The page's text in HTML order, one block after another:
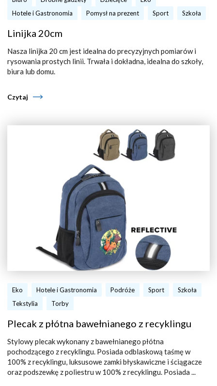
Hotele i Gastronomia
Pomysł na prezent Sport Szkoła
Linijka 20cm
Nasza linijka 20 cm jest idealna do precyzyjnych pomiarów i
rysowania prostych linii. Trwała i dokładna, idealna do szkoły,
biura lub domu.
Czytaj
Eko Hotele i Gastronomia Podróże Sport
Szkoła
Tekstylia
Torby
Plecak z płótna bawełnianego z recyklingu
Stylowy plecak wykonany z bawełnianego płótna
pochodzącego z recyklingu. Posiada odblaskową taśmę w
100% z recyklingu, luksusowe zamki błyskawiczne i ściągacze
oraz podszewkę z poliestru w 100% z recyklingu. Posiada ...